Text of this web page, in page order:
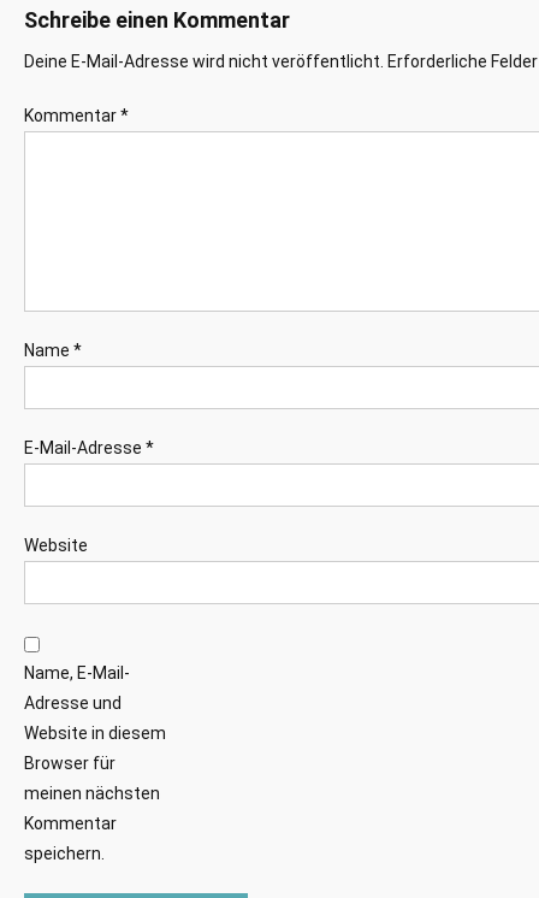
Schreibe einen Kommentar
Deine E-Mail-Adresse wird nicht veröffentlicht. Erforderliche
Kommentar*
Name *
E-Mail-Adresse *
Website
Name, E-Mail-
Adresse und
Website in diesem
Browser für
meinen nächsten
Kommentar
speichern.